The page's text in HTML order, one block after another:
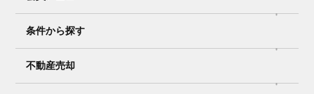
条件から探す
不動産売却